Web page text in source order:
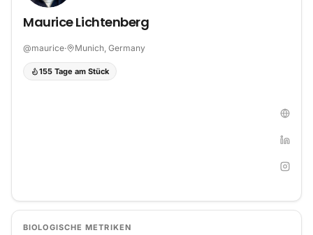
Maurice Lichtenberg
@maurice· Munich, Germany
155 Tage am Stück
BIOLOGISCHE METRIKEN